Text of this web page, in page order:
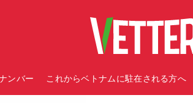
ンバー これからベトナムに駐在される方へ